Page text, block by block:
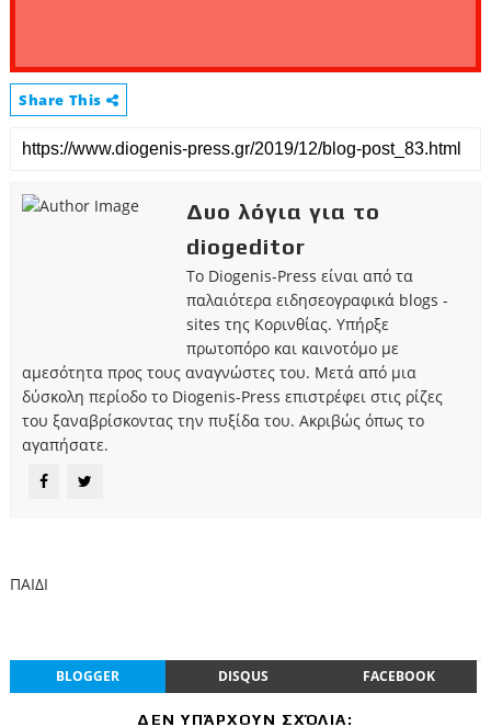
Share This
Δυο λόγια για το
diogeditor
Το Diogenis-Press είναι από τα
παλαιότερα ειδησεογραφικά blogs -
sites της Κορινθίας. Υπήρξε
πρωτοπόρο και καινοτόμο με
αμεσότητα προς τους αναγνώστες του. Μετά από μια
δύσκολη περίοδο το Diogenis-Press επιστρέφει στις ρίζες
του ξαναβρίσκοντας την πυξίδα του. Ακριβώς όπως το
αγαπήσατε.
ΠΑΙΔΙ
BLOGGER DISQUS FACEBOOK
ΔΕΝ ΥΠΆΡΧΟΥΝ ΣΧΌΛΙΑ: